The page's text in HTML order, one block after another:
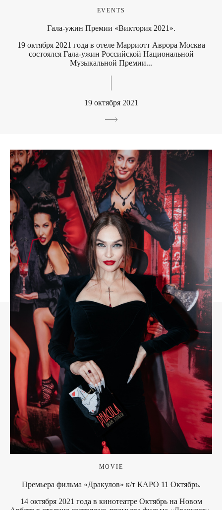
EVENTS
Гала-ужин Премии «Виктория 2021».
19 октября 2021 года в отеле Марриотт Аврора Москва
состоялся Гала-ужин Российской Национальной
Музыкальной Премии...
19 октября 2021
MOVIE
Премьера фильма «Дракулов» к/т КАРО 11 Октябрь.
14 октября 2021 года в кинотеатре Октябрь на Новом